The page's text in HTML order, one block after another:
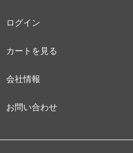
ログイン
カートを見る
会社情報
お問い合わせ